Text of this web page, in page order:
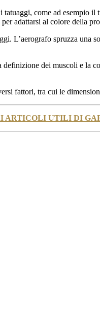
come ad esempio
adattarsi al colore della
L’aerografo spruzza una
dei muscoli e la
fattori, tra cui le
ARTICOLI UTILI DI